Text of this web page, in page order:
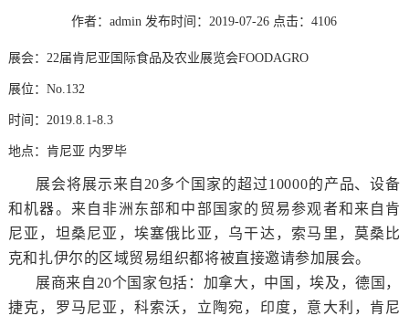
作者：admin 发布时间：2019-07-26 点击：4106
展会：22届肯尼亚国际食品及农业展览会FOODAGRO
展位：No.132
时间：2019.8.1-8.3
地点：肯尼亚 内罗毕
展会将展示来自20多个国家的超过10000的产品、设备
和机器。来自非洲东部和中部国家的贸易参观者和来自肯
尼亚，坦桑尼亚，埃塞俄比亚，乌干达，索马里，莫桑比
克和扎伊尔的区域贸易组织都将被直接邀请参加展会。
展商来自20个国家包括：加拿大，中国，埃及，德国，
捷克，罗马尼亚，科索沃，立陶宛，印度，意大利，肯尼